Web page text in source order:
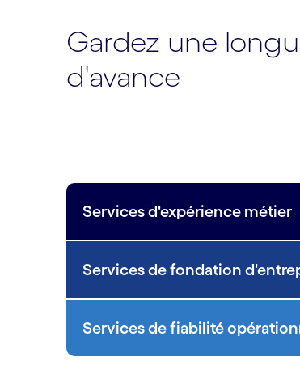
Gardez une
d'avance
Services d'expérience métier
Services de fondation
Services de fiabilité